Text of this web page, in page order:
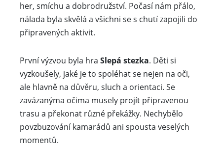
her, smíchu a dobrodružství. Počasí nám přálo,
nálada byla skvělá a všichni se s chutí zapojili do
připravených aktivit.
První výzvou byla hra Slepá stezka. Děti si
vyzkoušely, jaké je to spoléhat se nejen na oči,
ale hlavně na důvěru, sluch a orientaci. Se
zavázanýma očima musely projít připravenou
trasu a překonat různé překážky. Nechybělo
povzbuzování kamarádů ani spousta veselých
momentů.